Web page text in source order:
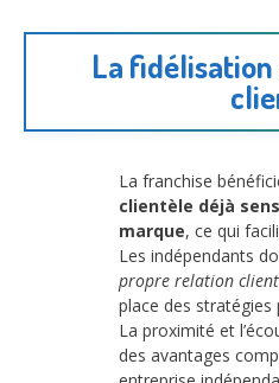
La
La franchise
clientèle déjà
marque, ce qui
Les indépendants
propre relation client
place des stratégies
La proximité et
des avantages